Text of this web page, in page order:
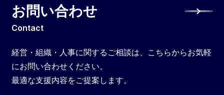
お問い合わせ
Contact
経営・組織・人事に関するご相談は、こちらからお気軽
にお問い合わせください。
最適な支援内容をご提案します。